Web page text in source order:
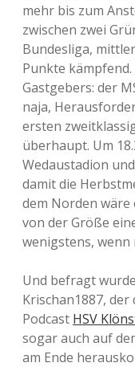
mehr bis zum
zwischen zwei
Bundesliga,
Punkte
Gastgebers: der
naja,
ersten
überhaupt. Um
Wedaustadion
damit die
dem Norden
von der Größe
wenigstens,
Und befragt
Krischan1887,
Podcast HSV
sogar auch auf
am Ende